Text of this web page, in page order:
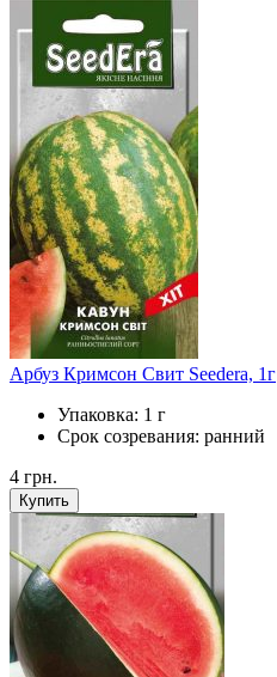
Арбуз Кримсон Свит Seedera, 1г
Упаковка: 1 г
Срок созревания: ранний
4 грн.
Купить